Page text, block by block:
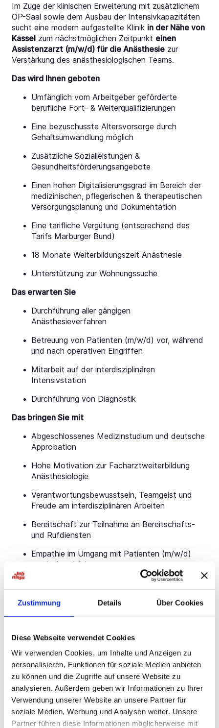
Zustimmung Details Über Cookies
Diese Webseite verwendet Cookies
Wir verwenden Cookies, um Inhalte und Anzeigen zu
personalisieren, Funktionen für soziale Medien anbieten
zu können und die Zugriffe auf unsere Website zu
analysieren. Außerdem geben wir Informationen zu Ihrer
Verwendung unserer Website an unsere Partner für
soziale Medien, Werbung und Analysen weiter. Unsere
Partner führen diese Informationen möglicherweise mit
Im Zuge der klinischen Erweiterung mit zusätzlichem
OP-Saal sowie dem Ausbau der Intensivkapazitäten
sucht eine modern aufgestellte Klinik in der Nähe von
Kassel zum nächstmöglichen Zeitpunkt einen
Assistenzarzt (m/w/d) für die Anästhesie zur
Verstärkung des anästhesiologischen Teams.
Das wird Ihnen geboten
Umfänglich vom Arbeitgeber geförderte
berufliche Fort- & Weiterqualifizierungen
Eine bezuschusste Altersvorsorge durch
Gehaltsumwandlung möglich
Zusätzliche Sozialleistungen &
Gesundheitsförderungsangebote
Einen hohen Digitalisierungsgrad im Bereich der
medizinischen, pflegerischen & therapeutischen
Versorgungsplanung und Dokumentation
Eine tarifliche Vergütung (entsprechend des
Tarifs Marburger Bund)
18 Monate Weiterbildungszeit Anästhesie
Unterstützung zur Wohnungssuche
Das erwarten Sie
Durchführung aller gängigen
Anästhesieverfahren
Betreuung von Patienten (m/w/d) vor, während
und nach operativen Eingriffen
Mitarbeit auf der interdisziplinären
Intensivstation
Durchführung von Diagnostik
Das bringen Sie mit
Abgeschlossenes Medizinstudium und deutsche
Approbation
Hohe Motivation zur Facharztweiterbildung
Anästhesiologie
Verantwortungsbewusstsein, Teamgeist und
Freude am interdisziplinären Arbeiten
Bereitschaft zur Teilnahme an Bereitschafts-
und Rufdiensten
Empathie im Umgang mit Patienten (m/w/d)
sowie Angehörigen
Die
effizient. Mit über 800 Kliniken für Sie.
Individuelle Jobsuche -- Passgenaue Stellen
bundesweit
Facharztweiterbildung -- Kliniken mit passender
Weiterbildungsermächtigung
Keine Kosten -- Unsere Vermittlung ist kostenlos
Exklusive Klinik-Kontakte -- Direktzugang zu Top-